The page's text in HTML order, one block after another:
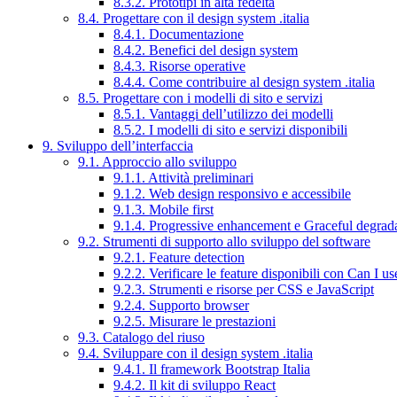
8.4. Progettare con il design system .italia
8.4.1. Documentazione
8.4.2. Benefici del design system
8.4.3. Risorse operative
8.4.4. Come contribuire al design system .italia
8.5. Progettare con i modelli di sito e servizi
8.5.1. Vantaggi dell’utilizzo dei modelli
8.5.2. I modelli di sito e servizi disponibili
9. Sviluppo dell’interfaccia
9.1. Approccio allo sviluppo
9.1.1. Attività preliminari
9.1.2. Web design responsivo e accessibile
9.1.3. Mobile first
9.1.4. Progressive enhancement e Graceful
9.2. Strumenti di supporto allo sviluppo del software
9.2.1. Feature detection
9.2.2. Verificare le feature disponibili con Can I
9.2.3. Strumenti e risorse per CSS e JavaScript
9.2.4. Supporto browser
9.2.5. Misurare le prestazioni
9.3. Catalogo del riuso
9.4. Sviluppare con il design system .italia
9.4.1. Il framework Bootstrap Italia
9.4.2. Il kit di sviluppo React